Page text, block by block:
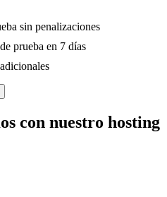
sin penalizaciones
prueba en 7 días
con nuestro hosting